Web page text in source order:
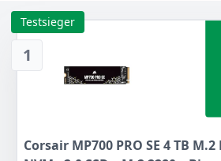
1
Testsieger
Corsair MP700 PRO SE 4 TB M.2